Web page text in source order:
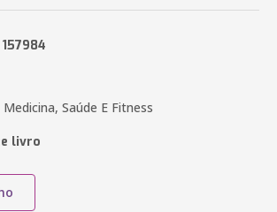
Saúde E Fitness
livro